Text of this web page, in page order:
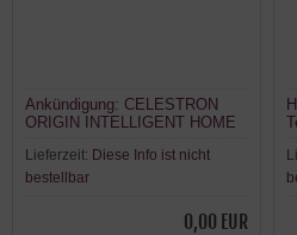
Ankündigung: CELESTRON
ORIGIN INTELLIGENT HOME
Lieferzeit: Diese Info ist nicht
bestellbar
0,00 EUR